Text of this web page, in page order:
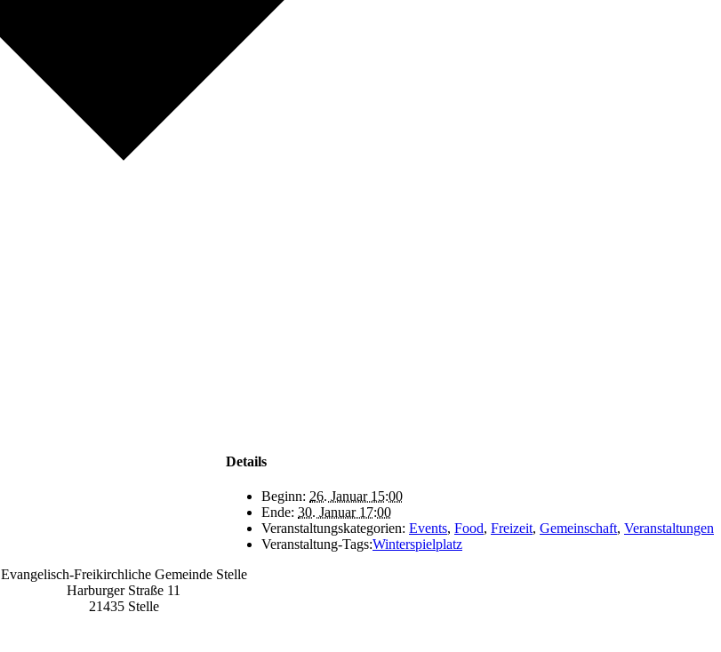
Details
Beginn: 26. Januar 15:00
Ende: 30. Januar 17:00
Veranstaltungskategorien: Events, Food, Freizeit, Gemeinschaft, Veranstaltungen
Veranstaltung-Tags:Winterspielplatz
Evangelisch-Freikirchliche Gemeinde Stelle
Harburger Straße 11
21435 Stelle